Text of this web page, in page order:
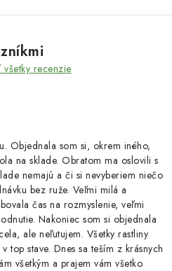
recenzie
Objednala som si, okrem iného,
na sklade. Obratom ma oslovili s
nemajú a či si nevyberiem niečo
bez ruže. Veľmi milá a
čas na rozmyslenie, veľmi
Nakoniec som si objednala
ale neľutujem. Všetky rastliny
top stave. Dnes sa teším z krásnych
všetkým a prajem vám všetko